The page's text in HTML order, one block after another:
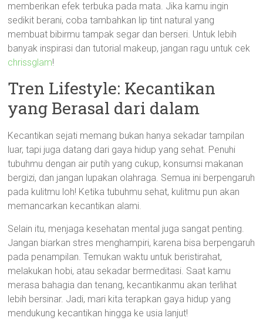
memberikan efek terbuka pada mata. Jika kamu ingin
sedikit berani, coba tambahkan lip tint natural yang
membuat bibirmu tampak segar dan berseri. Untuk lebih
banyak inspirasi dan tutorial makeup, jangan ragu untuk cek
chrissglam!
Tren Lifestyle: Kecantikan
yang Berasal dari dalam
Kecantikan sejati memang bukan hanya sekadar tampilan
luar, tapi juga datang dari gaya hidup yang sehat. Penuhi
tubuhmu dengan air putih yang cukup, konsumsi makanan
bergizi, dan jangan lupakan olahraga. Semua ini berpengaruh
pada kulitmu loh! Ketika tubuhmu sehat, kulitmu pun akan
memancarkan kecantikan alami.
Selain itu, menjaga kesehatan mental juga sangat penting.
Jangan biarkan stres menghampiri, karena bisa berpengaruh
pada penampilan. Temukan waktu untuk beristirahat,
melakukan hobi, atau sekadar bermeditasi. Saat kamu
merasa bahagia dan tenang, kecantikanmu akan terlihat
lebih bersinar. Jadi, mari kita terapkan gaya hidup yang
mendukung kecantikan hingga ke usia lanjut!